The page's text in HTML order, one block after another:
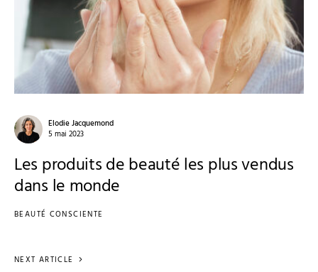
Elodie Jacquemond
5 mai 2023
Les produits de beauté les plus vendus
dans le monde
BEAUTÉ CONSCIENTE
NEXT ARTICLE